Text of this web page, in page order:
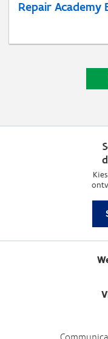
Repair Academy